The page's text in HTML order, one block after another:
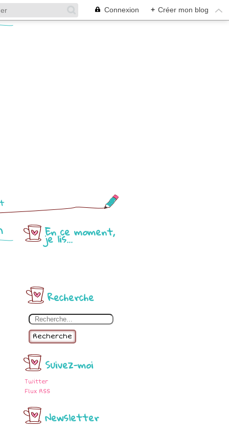
Connexion + Créer mon blog
En ce moment,
je lis...
Recherche
Recherche
Suivez-moi
Twitter
Flux RSS
Newsletter